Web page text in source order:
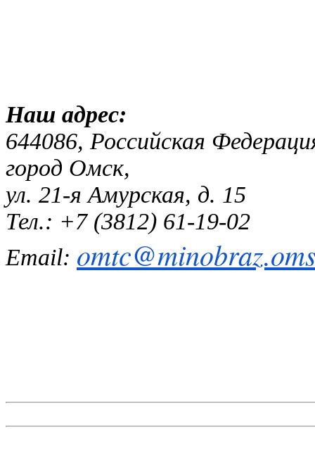
Наш
644086, Российская
город Омск,
ул. 21-я Амурская, д. 15
Тел.: +7 (3812) 61-19-02
Email: